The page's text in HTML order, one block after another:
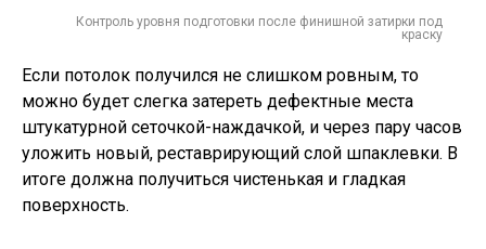
Контроль уровня подготовки после финишной затирки под
краску
Если потолок получился не слишком ровным, то
можно будет слегка затереть дефектные места
штукатурной сеточкой-наждачкой, и через пару часов
уложить новый, реставрирующий слой шпаклевки. В
итоге должна получиться чистенькая и гладкая
поверхность.